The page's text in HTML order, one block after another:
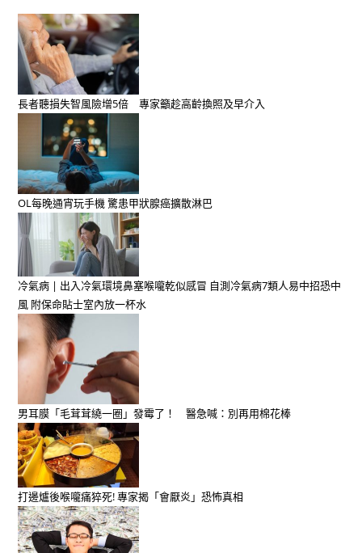
長者聽損失智風險增5倍 專家籲趁高齡換照及早介入
OL每晚通宵玩手機 驚患甲狀腺癌擴散淋巴
冷氣病 | 出入冷氣環境鼻塞喉嚨乾似感冒 自測冷氣病7類人易中招恐中
風 附保命貼士室內放一杯水
男耳膜「毛茸茸繞一圈」發霉了！ 醫急喊：別再用棉花棒
打邊爐後喉嚨痛猝死! 專家揭「會厭炎」恐怖真相